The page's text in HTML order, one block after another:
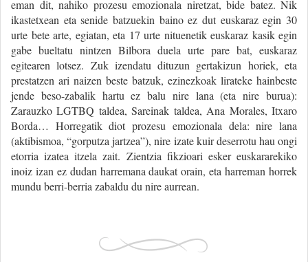
eman dit, nahiko prozesu emozionala niretzat, bide batez. Nik
ikastetxean eta senide batzuekin baino ez dut euskaraz egin 30
urte bete arte, egiatan, eta 17 urte nituenetik euskaraz kasik egin
gabe bueltatu nintzen Bilbora duela urte pare bat, euskaraz
egitearen lotsez. Zuk izendatu dituzun gertakizun horiek, eta
prestatzen ari naizen beste batzuk, ezinezkoak lirateke hainbeste
jende beso-zabalik hartu ez balu nire lana (eta nire burua):
Zarauzko LGTBQ taldea, Sareinak taldea, Ana Morales, Itxaro
Borda… Horregatik diot prozesu emozionala dela: nire lana
(aktibismoa, “gorputza jartzea”), nire izate kuir deserrotu hau ongi
etorria izatea itzela zait. Zientzia fikzioari esker euskararekiko
inoiz izan ez dudan harremana daukat orain, eta harreman horrek
mundu berri-berria zabaldu du nire aurrean.